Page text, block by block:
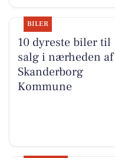
BILER
10 dyreste biler til
salg i nærheden af
Skanderborg
Kommune